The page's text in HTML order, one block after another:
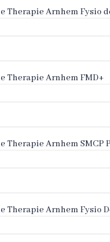
Therapie Arnhem Fysio
Therapie Arnhem FMD+
Therapie Arnhem SMCP
Therapie Arnhem Fysio